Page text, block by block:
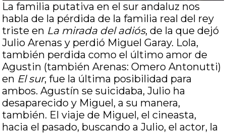
La familia putativa en el sur andaluz nos
habla de la pérdida de la familia real del rey
triste en La mirada del adiós, de la que dejó
Julio Arenas y perdió Miguel Garay. Lola,
también perdida como el último amor de
Agustin (también Arenas: Omero Antonutti)
en El sur, fue la última posibilidad para
ambos. Agustín se suicidaba, Julio ha
desaparecido y Miguel, a su manera,
también. El viaje de Miguel, el cineasta,
hacia el pasado, buscando a Julio, el actor, la